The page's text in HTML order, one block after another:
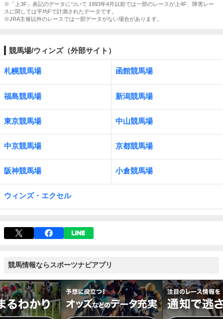
※「上3F」表記のデータについて 1993年4月以前では一部のレースが上4F、障害レー
スに関しては平均Fで計測されたデータです。
※JRA主催以外のレースでは一部データがない場合があります。
競馬場/ウィンズ（外部サイト）
札幌競馬場 函館競馬場
福島競馬場 新潟競馬場
東京競馬場 中山競馬場
中京競馬場 京都競馬場
阪神競馬場 小倉競馬場
ウィンズ・エクセル
競馬情報ならスポーツナビアプリ